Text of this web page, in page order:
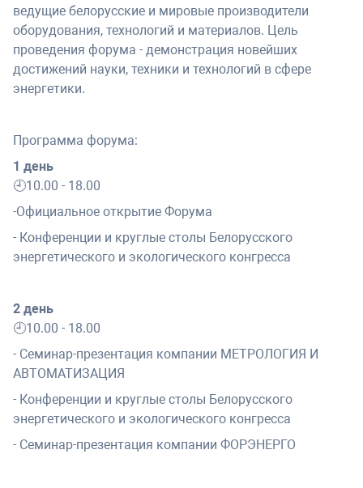
ведущие белорусские и мировые производители
оборудования, технологий и материалов. Цель
проведения форума - демонстрация новейших
достижений науки, техники и технологий в сфере
энергетики.
Программа форума:
1 день
🕘10.00 - 18.00
-Официальное открытие Форума
- Конференции и круглые столы Белорусского
энергетического и экологического конгресса
2 день
🕘10.00 - 18.00
- Семинар-презентация компании МЕТРОЛОГИЯ И
АВТОМАТИЗАЦИЯ
- Конференции и круглые столы Белорусского
энергетического и экологического конгресса
- Семинар-презентация компании ФОРЭНЕРГО